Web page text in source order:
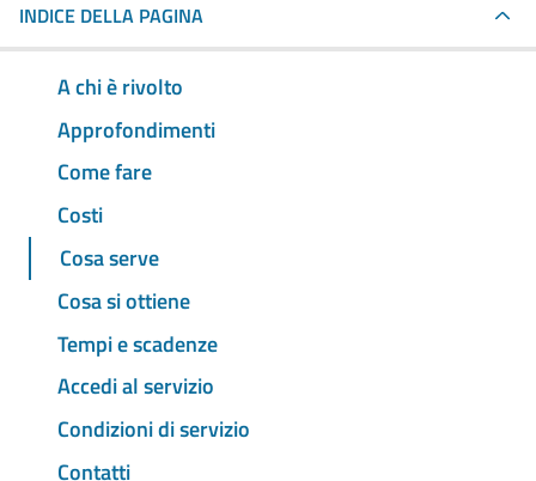
INDICE DELLA PAGINA
A chi è rivolto
Approfondimenti
Come fare
Costi
Cosa serve
Cosa si ottiene
Tempi e scadenze
Accedi al servizio
Condizioni di servizio
Contatti